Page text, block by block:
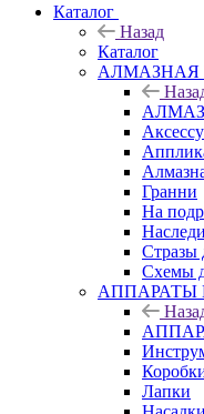
Каталог
Назад
Каталог
АЛМАЗНАЯ
Гранни
На
Стразы
Схемы
АППАРАТЫ
Лапки